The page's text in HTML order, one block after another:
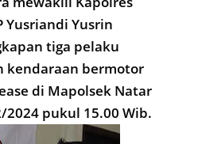
Yusriandi Yusrin
tiga pelaku
kendaraan bermotor
di Mapolsek Natar
pukul 15.00 Wib.